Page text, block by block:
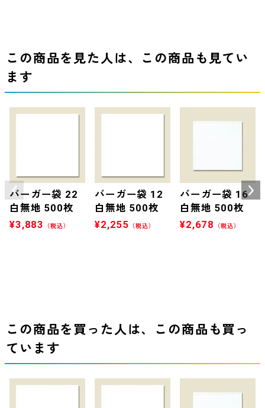
この商品を見た人は、この商品も見てい
ます
バーガー袋 22
白無地 500枚
¥3,883 （税込）
バーガー袋 12
白無地 500枚
¥2,255 （税込）
バーガー袋 16
白無地 500枚
¥2,678 （税込）
この商品を買った人は、この商品も買っ
ています